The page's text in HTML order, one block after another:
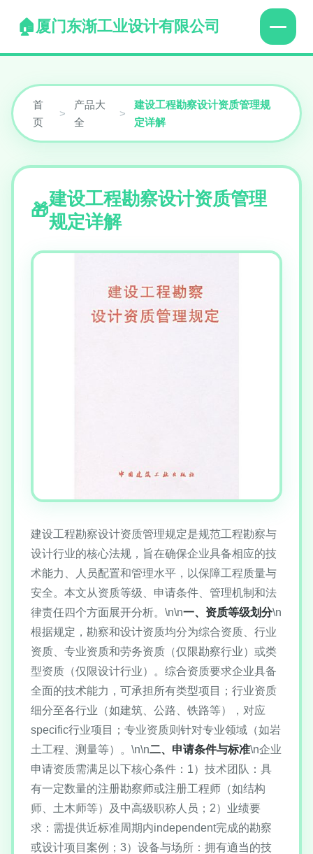
厦门东渐工业设计有限公司
首
页
>
产品大
全
>
建设工程勘察设计资质管理规
定详解
建设工程勘察设计资质管理
规定详解
建设工程勘察设计资质管理规定是规范工程勘察与
设计行业的核心法规，旨在确保企业具备相应的技
术能力、人员配置和管理水平，以保障工程质量与
安全。本文从资质等级、申请条件、管理机制和法
律责任四个方面展开分析。\n\n一、资质等级划分\n
根据规定，勘察和设计资质均分为综合资质、行业
资质、专业资质和劳务资质（仅限勘察行业）或类
型资质（仅限设计行业）。综合资质要求企业具备
全面的技术能力，可承担所有类型项目；行业资质
细分至各行业（如建筑、公路、铁路等），对应
specific行业项目；专业资质则针对专业领域（如岩
土工程、测量等）。\n\n二、申请条件与标准\n企业
申请资质需满足以下核心条件：1）技术团队：具
有一定数量的注册勘察师或注册工程师（如结构
师、土木师等）及中高级职称人员；2）业绩要
求：需提供近标准周期内independent完成的勘察
或设计项目案例；3）设备与场所：拥有適当的技